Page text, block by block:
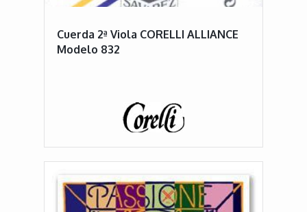
Cuerda 2ª Viola CORELLI ALLIANCE
Modelo 832